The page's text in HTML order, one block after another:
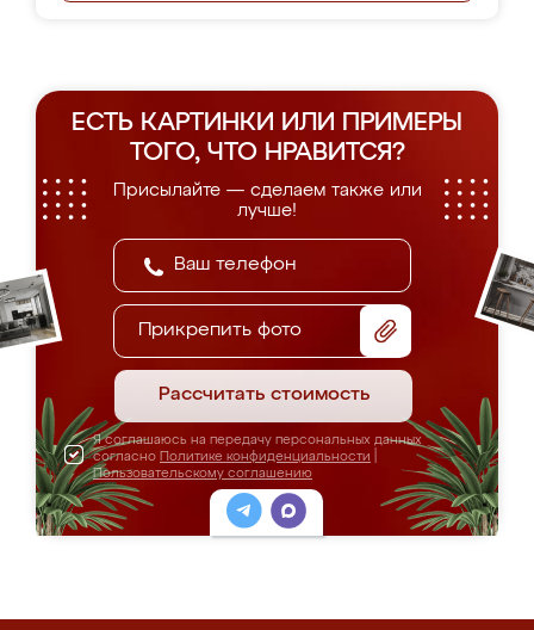
ЕСТЬ КАРТИНКИ ИЛИ ПРИМЕРЫ
ТОГО, ЧТО НРАВИТСЯ?
Присылайте — сделаем также или
лучше!
Прикрепить фото
Рассчитать стоимость
Я соглашаюсь на передачу персональных данных
согласно Политике конфиденциальности
Пользовательскому соглашению